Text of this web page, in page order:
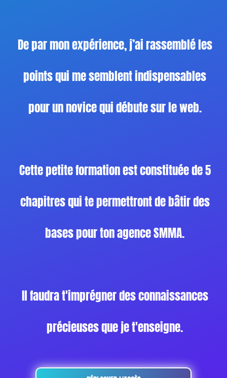
De par mon expérience, j’ai rassemblé les
points qui me semblent indispensables
pour un novice qui débute sur le web.
Cette petite formation est constituée de 5
chapitres qui te permettront de bâtir des
bases pour ton agence SMMA.
Il faudra t'imprégner des connaissances
précieuses que je t'enseigne.